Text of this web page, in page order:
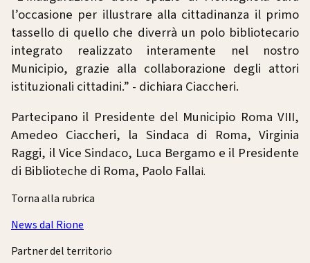
l’occasione per illustrare alla cittadinanza il primo
tassello di quello che diverrà un polo bibliotecario
integrato realizzato interamente nel nostro
Municipio, grazie alla collaborazione degli attori
istituzionali cittadini.” - dichiara Ciaccheri.
Partecipano il Presidente del Municipio Roma VIII,
Amedeo Ciaccheri, la Sindaca di Roma, Virginia
Raggi, il Vice Sindaco, Luca Bergamo e il Presidente
di Biblioteche di Roma, Paolo Fallai.
Torna alla rubrica
News dal Rione
Partner del territorio